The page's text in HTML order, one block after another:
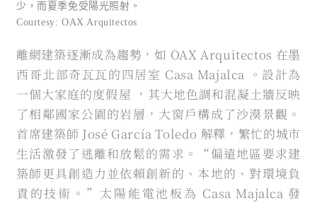
少，而夏季免受陽光照射。
Courtesy: OAX Arquitectos
離網建築逐漸成為趨勢，如 OAX Arquitectos 在墨
西哥北部奇瓦瓦的四居室 Casa Majalca 。設計為
一個大家庭的度假屋 ，其大地色調和混凝土牆反映
了相鄰國家公園的岩層，大窗戶構成了沙漠景觀。
首席建築師 José García Toledo 解釋，繁忙的城市
生活激發了逃離和放鬆的需求。“偏遠地區要求建
築師更具創造力並依賴創新的、本地的、對環境負
責的技術。”太陽能電池板為 Casa Majalca 發